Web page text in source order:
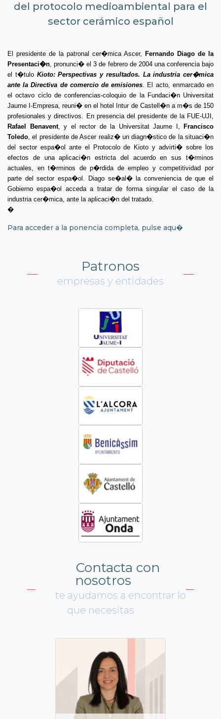
del protocolo medioambiental para el
sector cerámico español
El presidente de la patronal cer�mica Ascer, Fernando Diago de la
Presentaci�n, pronunci� el 3 de febrero de 2004 una conferencia bajo
el t�tulo Kioto: Perspectivas y resultados. La industria cer�mica
ante la Directiva de comercio de emisiones. El acto, enmarcado en
el octavo ciclo de conferencias-coloquio de la Fundaci�n Universitat
Jaume I-Empresa, reuni� en el hotel Intur de Castell�n a m�s de 150
profesionales y directivos. En presencia del presidente de la FUE-UJI,
Rafael Benavent, y el rector de la Universitat Jaume I,
Francisco
Toledo, el presidente de Ascer realiz� un diagn�stico de la situaci�n
del sector espa�ol ante el Protocolo de Kioto y advirti� sobre los
efectos de una aplicaci�n estricta del acuerdo en sus t�rminos
actuales, en t�rminos de p�rdida de empleo y competitividad por
parte del sector espa�ol. Diago se�al� la conveniencia de que el
Gobierno espa�ol acceda a tratar de forma singular el caso de la
industria cer�mica, ante la aplicaci�n del tratado.
�
Para acceder a la ponencia completa, pulse aqu�
Patronos
empresas y entidades
Contacta con
nosotros
te ayudamos a encontrar lo
que necesitas